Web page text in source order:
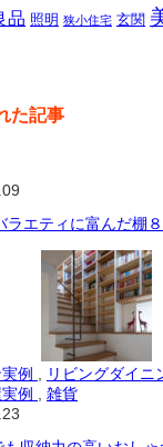
品 照明 狭小住宅 玄関
た記事
ラエティに富んだ棚
例 リビングダイニ
例
雑貨